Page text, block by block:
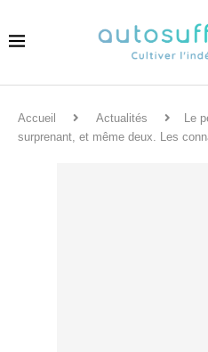
Accueil Actualités
Le
surprenant, et même deux. Les